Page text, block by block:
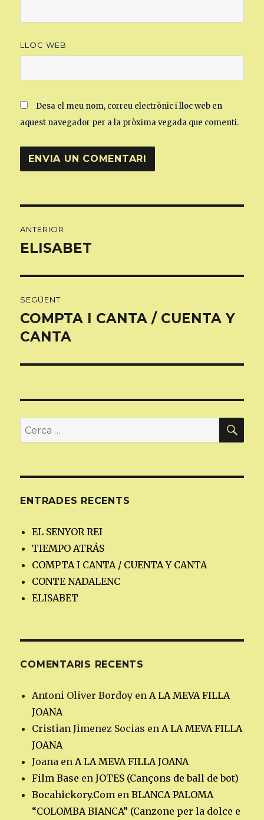
LLOC WEB
Desa el meu nom, correu electrònic i lloc web en
aquest navegador per a la pròxima vegada que comenti.
d'entrades
ANTERIOR
Entrada
ELISABET
SEGÜENT
Entrada
següent:
COMPTA I CANTA / CUENTA Y
CANTA
Cerca:
ENTRADES RECENTS
EL SENYOR REI
TIEMPO ATRÁS
COMPTA I CANTA / CUENTA Y CANTA
CONTE NADALENC
ELISABET
COMENTARIS RECENTS
Antoni Oliver Bordoy en A LA MEVA FILLA
JOANA
Cristian Jimenez Socias en A LA MEVA FILLA
JOANA
Joana en A LA MEVA FILLA JOANA
Film Base enJOTES (Cançons de ball de bot)
Bocahickory.Com enBLANCA PALOMA
“COLOMBA BIANCA” (Canzone per la dolce e